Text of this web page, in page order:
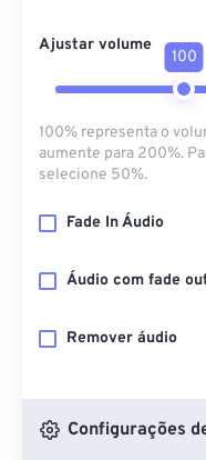
Ajustar volume
100
100% representa o
aumente para 200%.
selecione 50%.
Fade In Áudio
Áudio com fade
Remover áudio
Configurações